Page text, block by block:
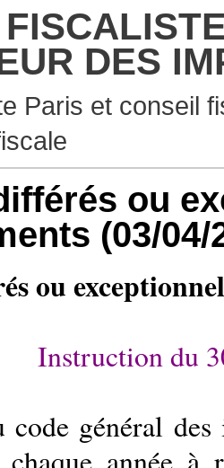
DES
Paris et conseil
ou
(03/04/
ou
Instruction du
code général